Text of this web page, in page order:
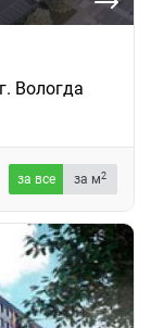
Вологда
за все за м2